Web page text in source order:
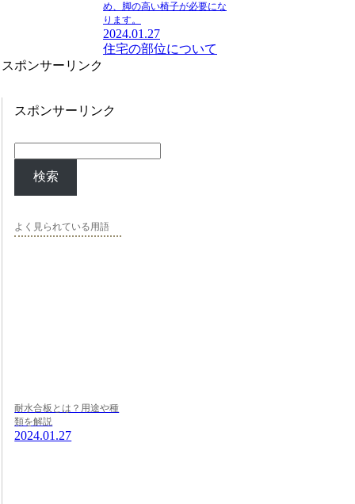
め、脚の高い椅子が必要にな
ります。
2024.01.27
住宅の部位について
スポンサーリンク
スポンサーリンク
検索
よく見られている用語
耐水合板とは？用途や種
類を解説
2024.01.27